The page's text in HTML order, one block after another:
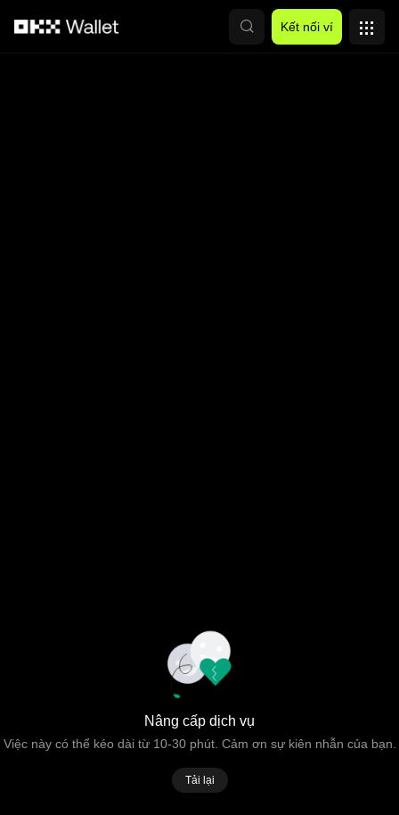
Kết nối ví
Nâng cấp dịch vụ
Việc này có thể kéo dài từ 10-30 phút. Cảm ơn sự kiên nhẫn của bạn.
Tải lại